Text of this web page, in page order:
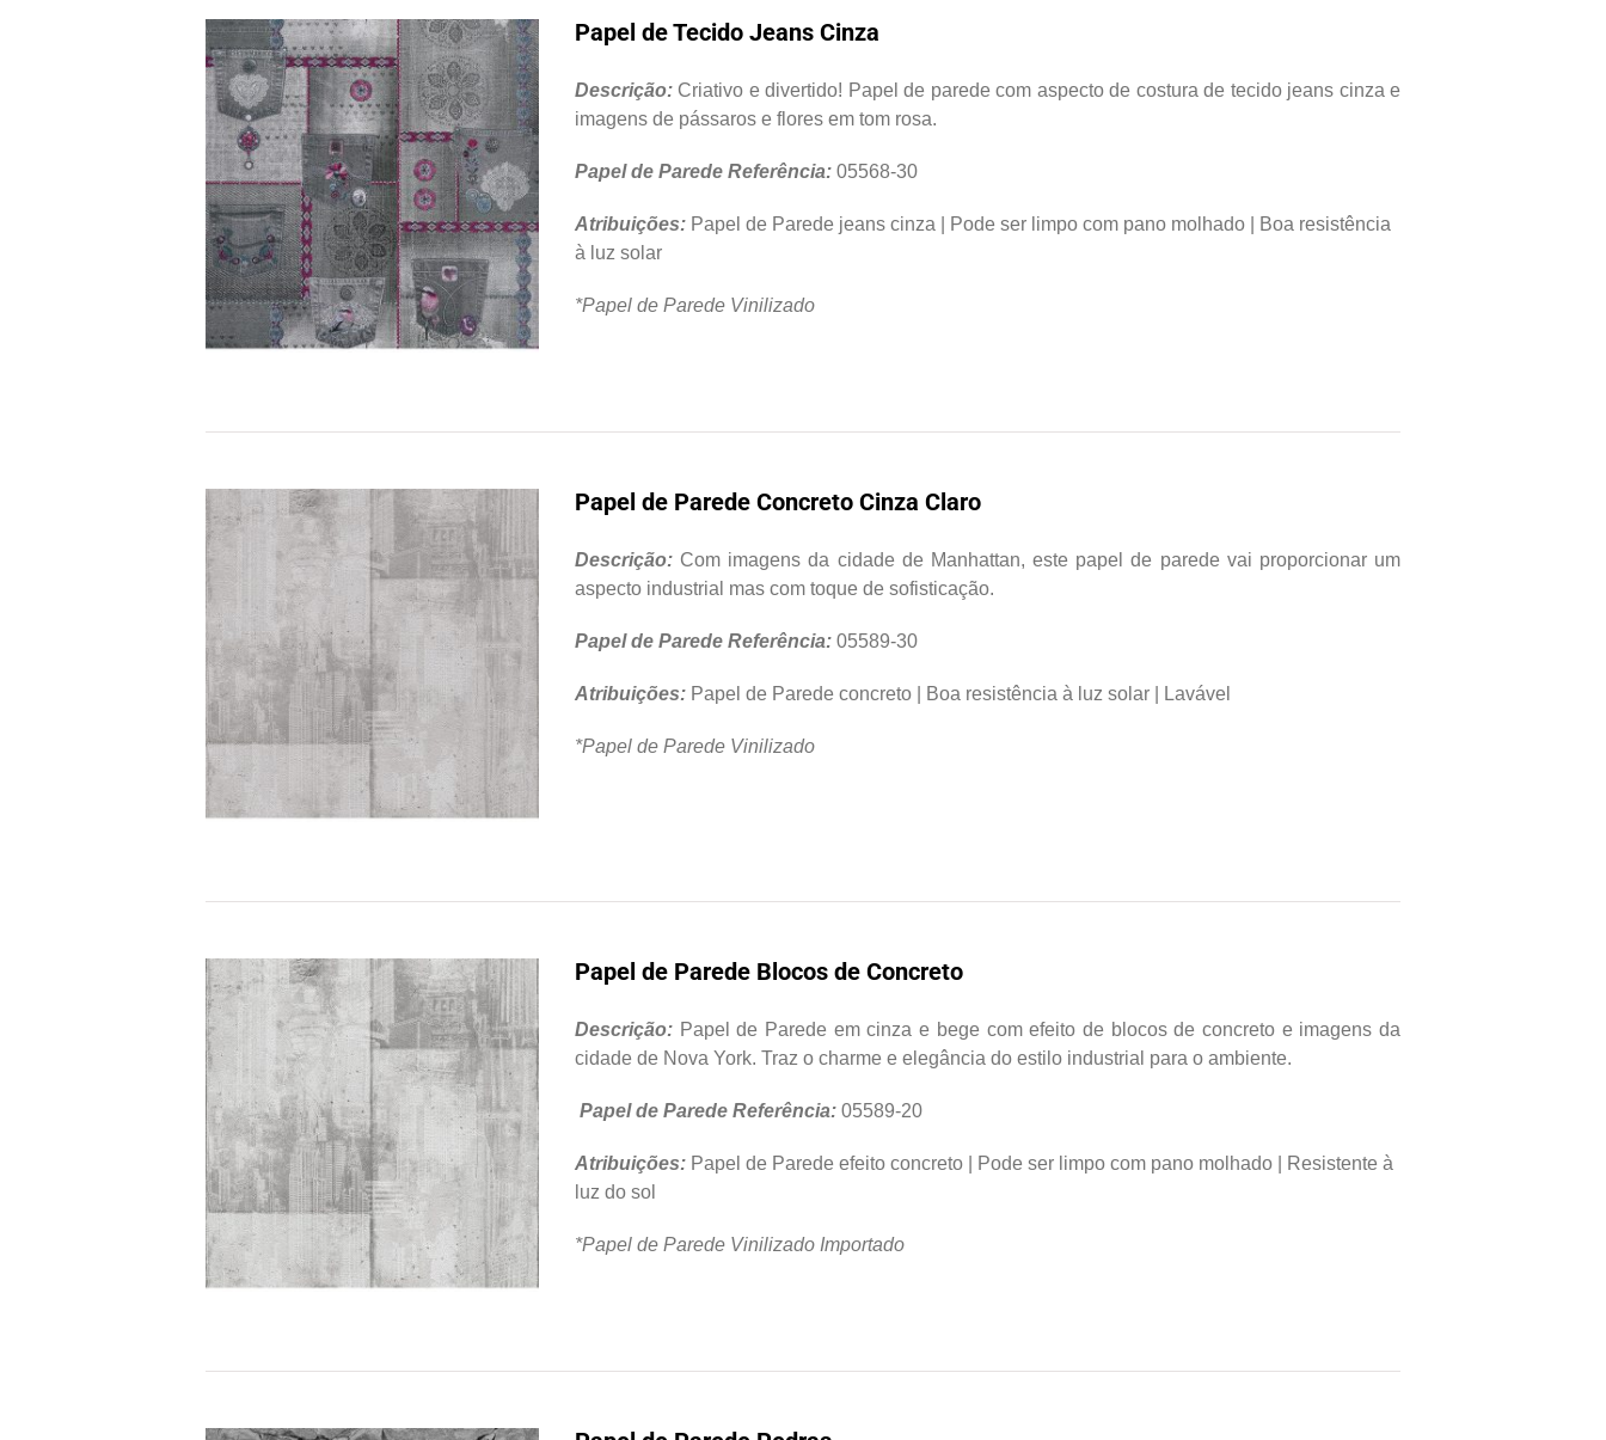
Papel de Tecido Jeans Cinza
Descrição: Criativo e divertido! Papel de parede com aspecto de costura de tecido jeans cinza e
imagens de pássaros e flores em tom rosa.
Papel de Parede Referência: 05568-30
Atribuições: Papel de Parede jeans cinza | Pode ser limpo com pano molhado | Boa resistência
à luz solar
*Papel de Parede Vinilizado
Papel de Parede Concreto Cinza Claro
Descrição: Com imagens da cidade de Manhattan, este papel de parede vai proporcionar um
aspecto industrial mas com toque de sofisticação.
Papel de Parede Referência: 05589-30
Atribuições: Papel de Parede concreto | Boa resistência à luz solar | Lavável
*Papel de Parede Vinilizado
Papel de Parede Blocos de Concreto
Descrição: Papel de Parede em cinza e bege com efeito de blocos de concreto e imagens da
cidade de Nova York. Traz o charme e elegância do estilo industrial para o ambiente.
Papel de Parede Referência: 05589-20
Atribuições: Papel de Parede efeito concreto | Pode ser limpo com pano molhado | Resistente à
luz do sol
*Papel de Parede Vinilizado Importado